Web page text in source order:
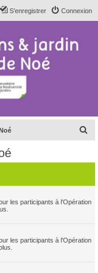
Connexion
S’enregistrer
e
r
e
les participants à l'Opération
les participants à l'Opération